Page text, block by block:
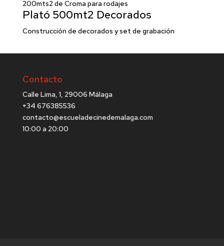
200mts2 de Croma para rodajes
Plató 500mt2 Decorados
Construcción de decorados y set de grabación
Contacto
Calle Lima, 1, 29006 Málaga
+34 676385536
contacto@escueladecinedemalaga.com
10:00 a 20:00